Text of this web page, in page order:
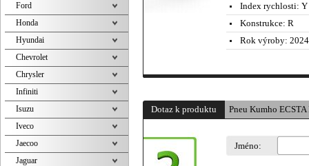
Index rychlosti: Y
Konstrukce: R
Rok výroby:
Dotaz k produktu Pneu Kumho
Jméno:
Ford
Honda
Hyundai
Chevrolet
Chrysler
Infiniti
Isuzu
Iveco
Jaecoo
Jaguar